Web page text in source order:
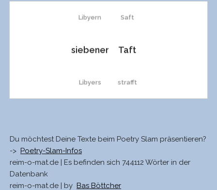
Libyern
siebener
Libyers
Saft
Taft
strafft
Du möchtest Deine Texte beim Poetry Slam präsentieren?
-> Poetry-Slam-Infos
reim-o-mat.de | Es befinden sich 744112 Wörter in der
Datenbank
reim-o-mat.de | by Bas Böttcher